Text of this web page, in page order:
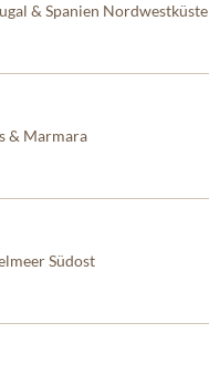
& Spanien Nordwestküste
& Marmara
Südost